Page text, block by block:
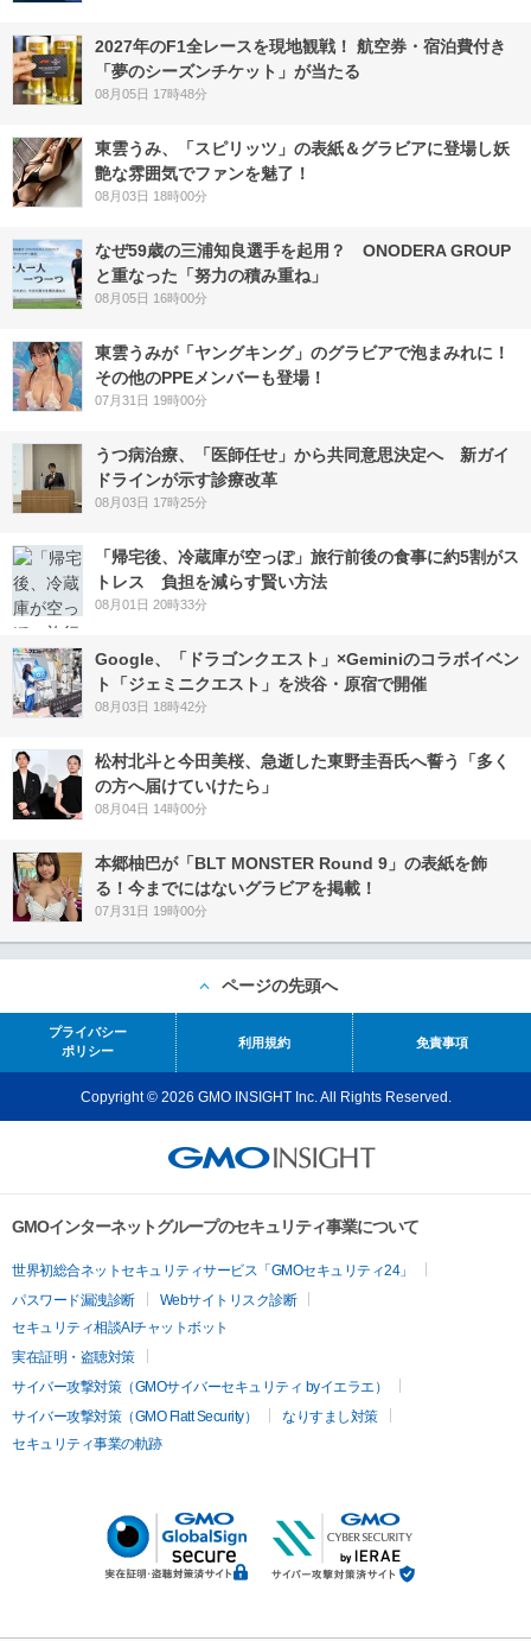
2027年のF1全レースを現地観戦！ 航空券・宿泊費付き
「夢のシーズンチケット」が当たる
08月05日 17時48分
東雲うみ、「スピリッツ」の表紙＆グラビアに登場し妖
艶な雰囲気でファンを魅了！
08月03日 18時00分
なぜ59歳の三浦知良選手を起用？ ONODERA GROUP
と重なった「努力の積み重ね」
08月05日 16時00分
東雲うみが「ヤングキング」のグラビアで泡まみれに！
その他のPPEメンバーも登場！
07月31日 19時00分
うつ病治療、「医師任せ」から共同意思決定へ 新ガイ
ドラインが示す診療改革
08月03日 17時25分
「帰宅後、冷蔵庫が空っぽ」旅行前後の食事に約5割がス
トレス 負担を減らす賢い方法
08月01日 20時33分
Google、「ドラゴンクエスト」×Geminiのコラボイベン
ト「ジェミニクエスト」を渋谷・原宿で開催
08月03日 18時42分
松村北斗と今田美桜、急逝した東野圭吾氏へ誓う「多く
の方へ届けていけたら」
08月04日 14時00分
本郷柚巴が「BLT MONSTER Round 9」の表紙を飾
る！今までにはないグラビアを掲載！
07月31日 19時00分
ページの先頭へ
プライバシー
ポリシー
利用規約 免責事項
Copyright © 2026 GMO INSIGHT Inc. All Rights Reserved.
GMOインターネットグループのセキュリティ事業について
世界初総合ネットセキュリティサービス「GMOセキュリティ24」
パスワード漏洩診断
Webサイトリスク診断
セキュリティ相談AIチャットボット
実在証明・盗聴対策
サイバー攻撃対策（GMOサイバーセキュリティ byイエラエ）
サイバー攻撃対策（GMO Flatt Security）
なりすまし対策
セキュリティ事業の軌跡